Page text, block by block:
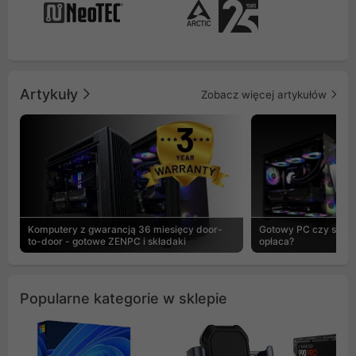
Artykuły Zobacz więcej artykułów
Komputery z gwarancją 36 miesięcy door-
to-door - gotowe ZENPC i składaki
Gotowy PC czy
opłaca?
Popularne kategorie w sklepie